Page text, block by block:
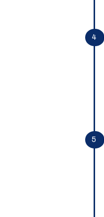
4
5